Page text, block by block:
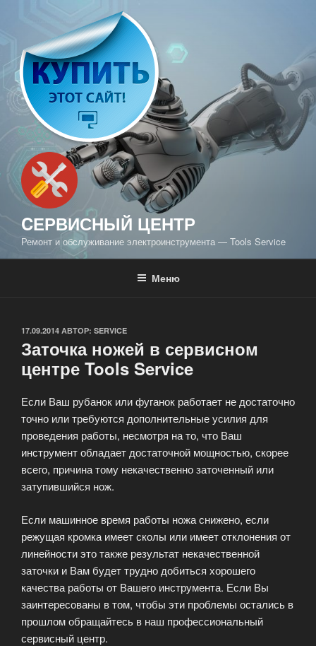
содержимому
CЕРВИСНЫЙ ЦЕНТР
Ремонт и обслуживание электроинструмента — Tools Service
Меню
ОПУБЛИКОВАНО
17.09.2014 АВТОР: SERVICE
Заточка ножей в сервисном
центре Tools Service
Если Ваш рубанок или фуганок работает не достаточно
точно или требуются дополнительные усилия для
проведения работы, несмотря на то, что Ваш
инструмент обладает достаточной мощностью, скорее
всего, причина тому некачественно заточенный или
затупившийся нож.
Если машинное время работы ножа снижено, если
режущая кромка имеет сколы или имеет отклонения от
линейности это также результат некачественной
заточки и Вам будет трудно добиться хорошего
качества работы от Вашего инструмента. Если Вы
заинтересованы в том, чтобы эти проблемы остались в
прошлом обращайтесь в наш профессиональный
сервисный центр.